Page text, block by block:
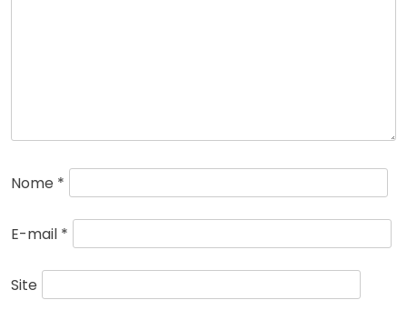
Nome *
E-mail *
Site